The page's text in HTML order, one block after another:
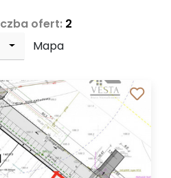
ofert: 2
Mapa